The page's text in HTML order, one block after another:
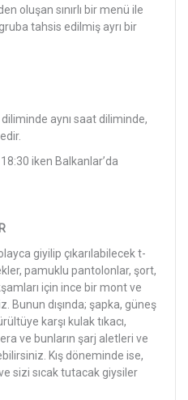
oluşan sınırlı bir menü ile
tahsis edilmiş ayrı bir
aynı saat diliminde,
iken Balkanlar’da
giyilip çıkarılabilecek t-
pamuklu pantolonlar, şort,
için ince bir mont ve
Bunun dışında; şapka, güneş
karşı kulak tıkacı,
ve bunların şarj aletleri ve
Kış döneminde ise,
sizi sıcak tutacak giysiler